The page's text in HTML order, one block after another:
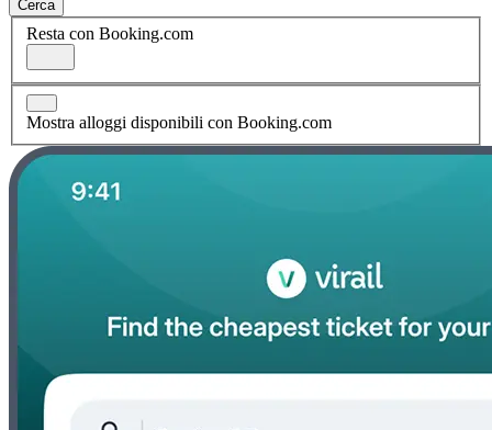
Cerca
Resta con Booking.com
Mostra alloggi disponibili con Booking.com